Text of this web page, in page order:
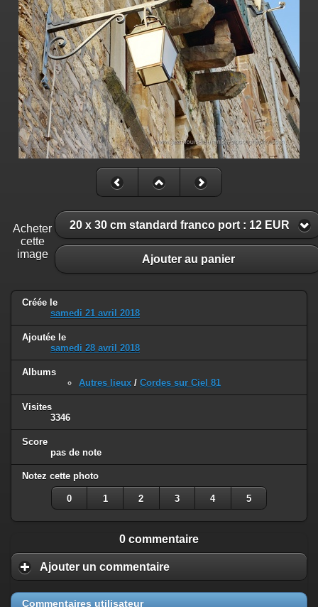
Acheter
cette
image
20 x 30 cm standard franco port : 12 EUR
Ajouter au panier
Créée le
samedi 21 avril 2018
Ajoutée le
samedi 28 avril 2018
Albums
Autres lieux / Cordes sur Ciel 81
Visites
3346
Score
pas de note
Notez cette photo
0 1 2 3 4 5
0 commentaire
Ajouter un commentaire
Commentaires utilisateur